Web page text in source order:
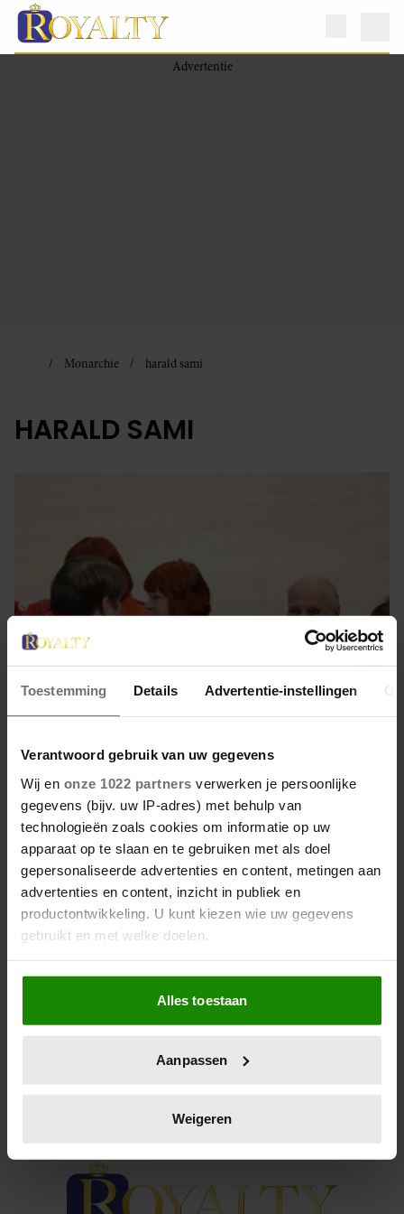
Toestemming Details Advertentie-instellingen
Verantwoord gebruik van uw gegevens
Wij en onze 1022 partners verwerken je persoonlijke
gegevens (bijv. uw IP-adres) met behulp van
technologieën zoals cookies om informatie op uw
apparaat op te slaan en te gebruiken met als doel
gepersonaliseerde advertenties en content, metingen aan
advertenties en content, inzicht in publiek en
productontwikkeling. U kunt kiezen wie uw gegevens
gebruikt en met welke doelen.
Als u het toestaat, willen we ook graag:
Informatie verzamelen over uw geografische
locatie, die tot een paar meter nauwkeurig kan zijn
scannen op specifieke eigenschappen (fingerprinting)
verwerkt en stel uw voorkeuren in het
intrekken in de Cookieverklaring.
We gebruiken cookies om content en advertenties te
Alles toestaan
Aanpassen
Weigeren
Monarchie harald sami
HARALD SAMI
7 februari 2023
HARALD HEEFT HET NAAR ZIJN
ZIN BIJ DE SAMI
Koning Harald van Noorwegen is min of meer weer
op de been – maar heeft weer goede zin!